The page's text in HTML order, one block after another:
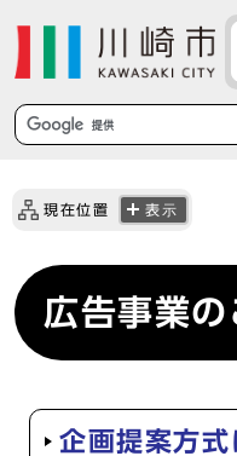
現在位置 表示
広告事業の
企画提案方